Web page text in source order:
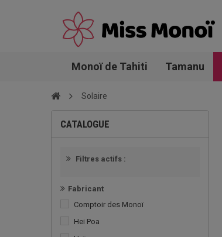
Monoï de Tahiti Tamanu
Solaire
CATALOGUE
Filtres actifs :
Fabricant
Comptoir des Monoï
Hei Poa